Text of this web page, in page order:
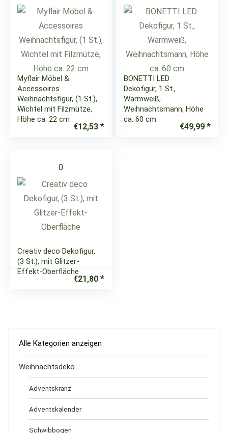
Myflair Möbel &
Accessoires
Weihnachtsfigur, (1 St.),
Wichtel mit Filzmütze,
Höhe ca. 22 cm
€12,53
BONETTI LED
Dekofigur, 1 St.,
Warmweiß,
Weihnachtsmann, Höhe
ca. 60 cm
€49,99
0
Creativ deco Dekofigur,
(3 St.), mit Glitzer-
Effekt-Oberfläche
€21,80
Alle Kategorien anzeigen
Weihnachtsdeko
Adventskranz
Adventskalender
Schwibbogen